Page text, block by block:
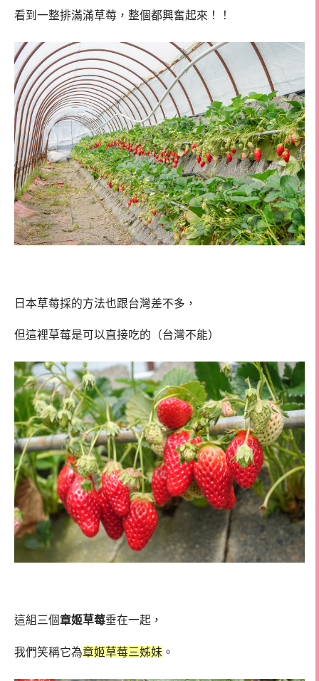
看到一整排滿滿草莓，整個都興奮起來！！
日本草莓採的方法也跟台灣差不多，
但這裡草莓是可以直接吃的（台灣不能）
這組三個章姬草莓垂在一起，
我們笑稱它為章姬草莓三姊妹 。